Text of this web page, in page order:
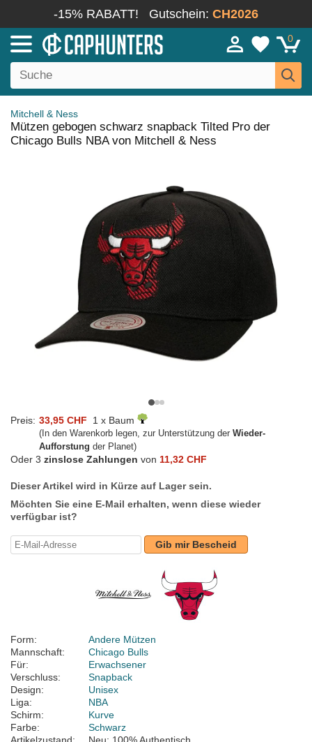
-15% RABATT! Gutschein: CH2026
0
Mitchell & Ness
Mützen gebogen schwarz snapback Tilted Pro der
Chicago Bulls NBA von Mitchell & Ness
Preis: 33,95 CHF 1 x Baum
(In den Warenkorb legen, zur Unterstützung der Wieder-
Aufforstung der Planet)
Oder 3 zinslose Zahlungen von 11,32 CHF
Dieser Artikel wird in Kürze auf Lager sein.
Möchten Sie eine E-Mail erhalten, wenn diese wieder
verfügbar ist?
Gib mir Bescheid
Form:
Andere Mützen
Mannschaft:
Chicago Bulls
Für:
Erwachsener
Verschluss:
Snapback
Design:
Unisex
Liga:
NBA
Schirm:
Kurve
Farbe:
Schwarz